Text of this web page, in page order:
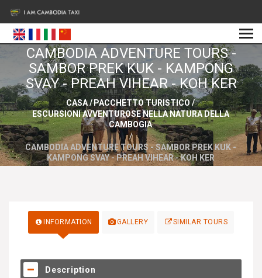
CAMBODIA ADVENTURE TOURS -
SAMBOR PREK KUK - KAMPONG
SVAY - PREAH VIHEAR - KOH KER
CASA/PACCHETTO TURISTICO/
ESCURSIONI AVVENTUROSE NELLA NATURA DELLA
CAMBOGIA
/
CAMBODIA ADVENTURE TOURS - SAMBOR PREK KUK -
KAMPONG SVAY - PREAH VIHEAR - KOH KER
INFORMATION GALLERY SIMILAR TOURS
Description